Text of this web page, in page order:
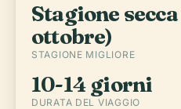
Stagione
ottobre)
STAGIONE MIGLIORE
10-14 giorni
DURATA DEL VIAGGIO